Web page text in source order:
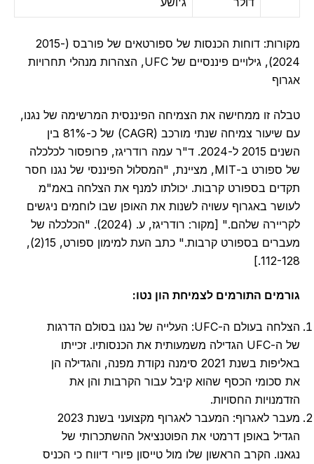
מקורות: דוחות הכנסות של ספורטאים של פורבס (2015-
2024), גילויים פיננסיים של UFC, הצהרות מנהלי תחרויות
אגרוף
טבלה זו ממחישה את הצמיחה הפיננסית המרשימה של נגנו,
עם שיעור צמיחה שנתי מורכב (CAGR) של כ-81% בין
השנים 2015 ל-2024. ד"ר עמה רודריגז, פרופסור לכלכלה
של ספורט ב-MIT, מציינת, "המסלול הפיננסי של נגנו חסר
תקדים בספורט קרבות. יכולתו למנף את הצלחה באמ"מ
לעושר באגרוף עשויה לשנות את האופן שבו לוחמים ניגשים
לקריירה שלהם." [מקור: רודריגז, ע. (2024). "הכלכלה של
מעברים בספורט קרבות." כתב העת למימון ספורט, 15(2),
112-128.]
גורמים התורמים לצמיחת הון נטו:
הצלחה בעולם ה-UFC: העלייה של נגנו בסולם הדרגות
של ה-UFC הגדילה משמעותית את הכנסותיו. זכייתו
באליפות בשנת 2021 סימנה נקודת מפנה, והגדילה הן
את סכומי הכסף שהוא קיבל עבור הקרבות והן את
הזדמנויות החסויות.
מעבר לאגרוף: המעבר לאגרוף מקצועני בשנת 2023
הגדיל באופן דרמטי את הפוטנציאל ההשתכרותי של
נגאנו. הקרב הראשון שלו מול טייסון פיורי דיווח כי הכניס